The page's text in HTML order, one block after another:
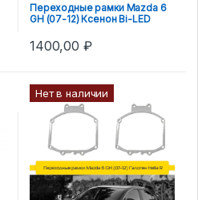
Переходные рамки Mazda 6
GH (07-12) Ксенон Bi-LED
1400,00 ₽
Нет в наличии